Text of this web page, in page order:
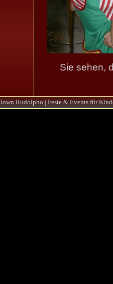
Sie sehen,